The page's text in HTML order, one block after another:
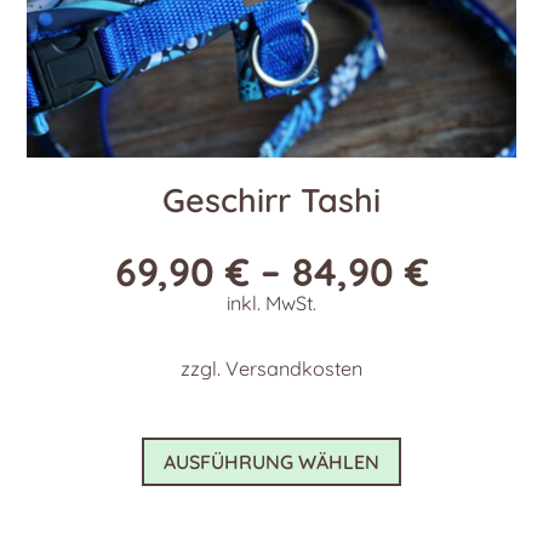
Geschirr Tashi
69,90€ – 84,90€
inkl. MwSt.
zzgl. Versandkosten
AUSFÜHRUNG WÄHLEN
Dieses
weist